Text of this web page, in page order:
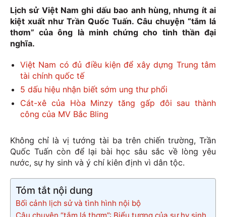
Lịch sử Việt Nam ghi dấu bao anh hùng, nhưng ít ai
kiệt xuất như Trần Quốc Tuấn. Câu chuyện “tắm lá
thơm” của ông là minh chứng cho tinh thần đại
nghĩa.
Việt Nam có đủ điều kiện để xây dựng Trung tâm
tài chính quốc tế
5 dấu hiệu nhận biết sớm ung thư phổi
Cát-xê của Hòa Minzy tăng gấp đôi sau thành
công của MV Bắc Bling
Không chỉ là vị tướng tài ba trên chiến trường, Trần
Quốc Tuấn còn để lại bài học sâu sắc về lòng yêu
nước, sự hy sinh và ý chí kiên định vì dân tộc.
Tóm tắt nội dung
Bối cảnh lịch sử và tình hình nội bộ